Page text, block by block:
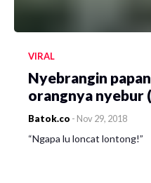
VIRAL
Nyebrangin
orangnya nyebur
Batok.co - Nov 29, 2018
“Ngapa lu loncat lontong!”